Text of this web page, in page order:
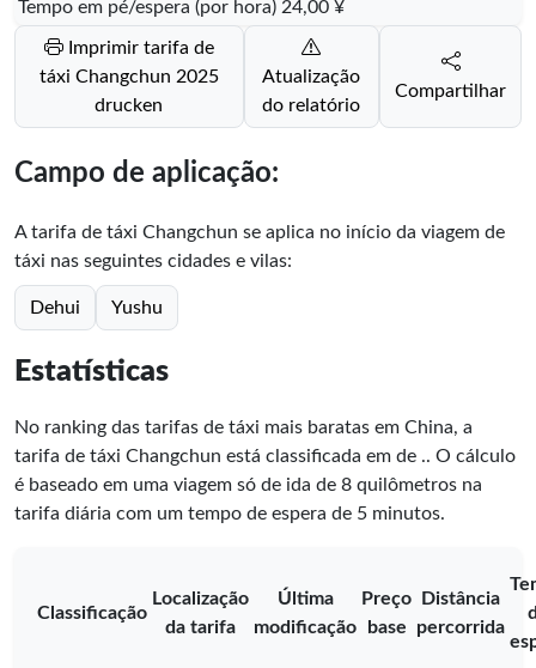
Tempo em pé/espera (por hora) 24,00 ¥
Imprimir tarifa de
táxi Changchun 2025
drucken
Atualização
do relatório
Compartilhar
Campo de aplicação:
A tarifa de táxi Changchun se aplica no início da viagem de
táxi nas seguintes cidades e vilas:
Dehui Yushu
Estatísticas
No ranking das tarifas de táxi mais baratas em China, a
tarifa de táxi Changchun está classificada em de .. O cálculo
é baseado em uma viagem só de ida de 8 quilômetros na
tarifa diária com um tempo de espera de 5 minutos.
Classificação
Localização
da tarifa
Última
modificação
Preço
base
Distância
percorrida